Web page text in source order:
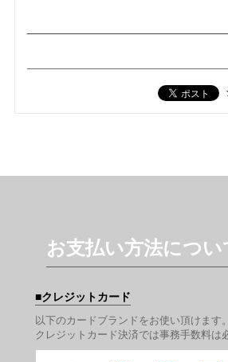
お支払い方法につい
クレジットカード
以下のカードブランドをお使い頂けます。
クレジットカード決済では事務手数料は